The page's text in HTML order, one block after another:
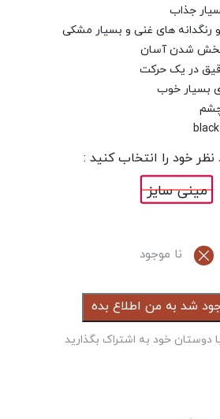
جذاب
های غنی و بسیار مشکی
پخش شدن آسان
در یک حرکت
بسیار خوب
خود را انتخاب کنید :
مینی سایز
نا موجود
شد به من اطلاع بده
دوستان خود به اشتراک بگذارید